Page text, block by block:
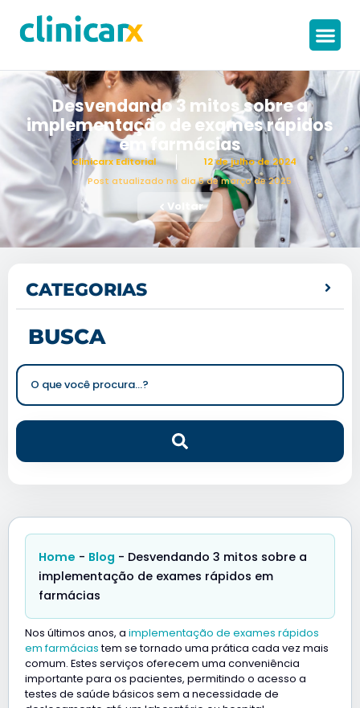
Desvendando 3 mitos sobre a
implementação de exames rápidos
em farmácias
Clinicarx Editorial
12 de julho de 2024
Post atualizado no dia 5 de março de 2025
Voltar
CATEGORIAS
BUSCA
Home - Blog - Desvendando 3 mitos sobre a
implementação de exames rápidos em
farmácias
Nos últimos anos, a implementação de exames rápidos
em farmáciastem se tornado uma prática cada vez mais
comum. Estes serviços oferecem uma conveniência
importante para os pacientes, permitindo o acesso a
testes de saúde básicos sem a necessidade de